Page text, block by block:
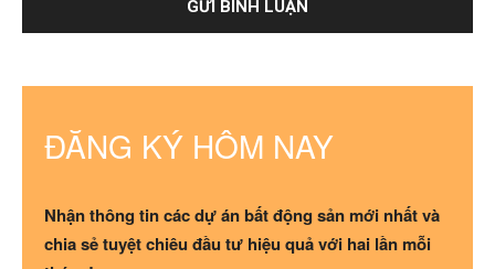
ĐĂNG KÝ HÔM NAY
Nhận thông tin các dự án bất động sản mới nhất và
chia sẻ tuyệt chiêu đầu tư hiệu quả với hai lần mỗi